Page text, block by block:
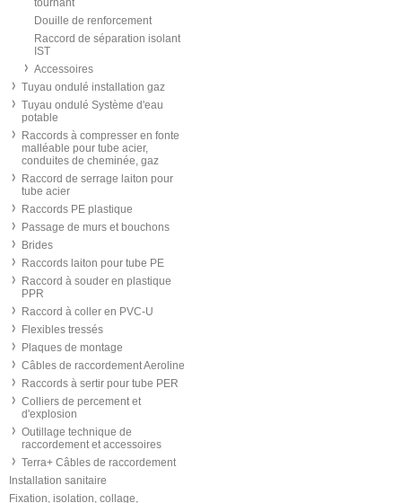
tournant
Douille de renforcement
Raccord de séparation isolant
IST
Accessoires
Tuyau ondulé installation gaz
Tuyau ondulé Système d'eau
potable
Raccords à compresser en fonte
malléable pour tube acier,
conduites de cheminée, gaz
Raccord de serrage laiton pour
tube acier
Raccords PE plastique
Passage de murs et bouchons
Brides
Raccords laiton pour tube PE
Raccord à souder en plastique
PPR
Raccord à coller en PVC-U
Flexibles tressés
Plaques de montage
Câbles de raccordement Aeroline
Raccords à sertir pour tube PER
Colliers de percement et
d'explosion
Outillage technique de
raccordement et accessoires
Terra+ Câbles de raccordement
Installation sanitaire
Fixation, isolation, collage,